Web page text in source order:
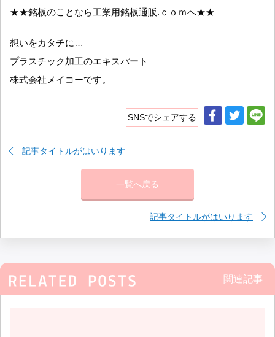
★★銘板のことなら工業用銘板通販.ｃｏｍへ★★
想いをカタチに…
プラスチック加工のエキスパート
株式会社メイコーです。
SNSでシェアする
記事タイトルがはいります
一覧へ戻る
記事タイトルがはいります
関連記事